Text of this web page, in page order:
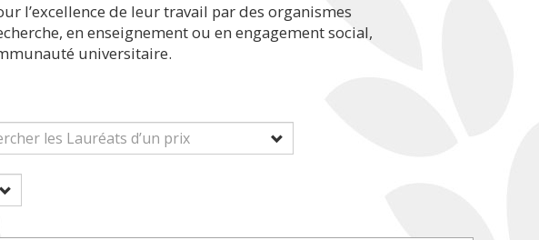
l’excellence de leur travail par des organismes
en enseignement ou en engagement social,
universitaire.